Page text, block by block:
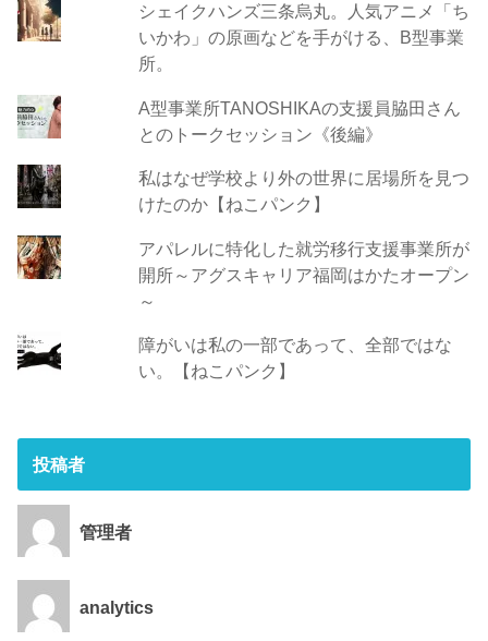
シェイクハンズ三条烏丸。人気アニメ「ち
いかわ」の原画などを手がける、B型事業
所。
A型事業所TANOSHIKAの支援員脇田さん
とのトークセッション《後編》
私はなぜ学校より外の世界に居場所を見つ
けたのか【ねこパンク】
アパレルに特化した就労移行支援事業所が
開所～アグスキャリア福岡はかたオープン
～
障がいは私の一部であって、全部ではな
い。【ねこパンク】
投稿者
管理者
analytics